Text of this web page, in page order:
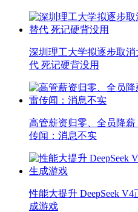
深圳理工大学拟逐步取
代 死记硬背没用
高管薪资归零、全员降
传闻：消息不实
性能大提升 DeepSeek
成游戏